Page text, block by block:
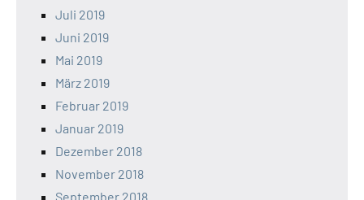
Juli 2019
Juni 2019
Mai 2019
März 2019
Februar 2019
Januar 2019
Dezember 2018
November 2018
September 2018